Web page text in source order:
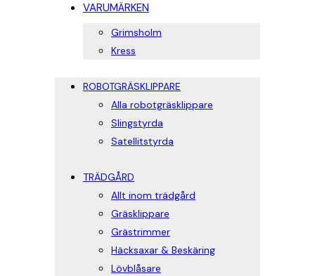
VARUMÄRKEN
Grimsholm
Kress
ROBOTGRÄSKLIPPARE
Alla robotgräsklippare
Slingstyrda
Satellitstyrda
TRÄDGÅRD
Allt inom trädgård
Gräsklippare
Grästrimmer
Häcksaxar & Beskäring
Lövblåsare